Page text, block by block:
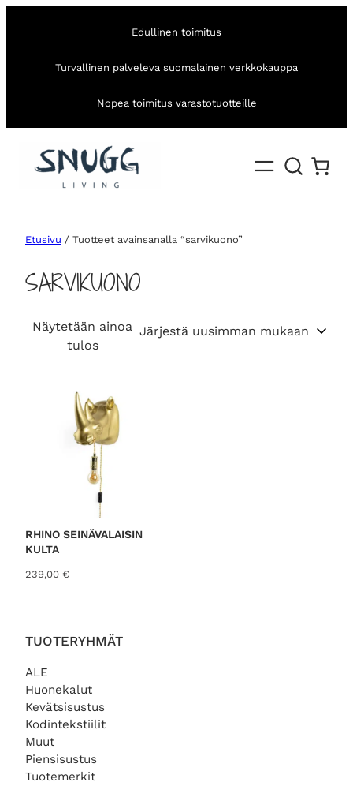
Edullinen toimitus
Turvallinen palveleva suomalainen verkkokauppa
Nopea toimitus varastotuotteille
TUOTERYHMÄT
ALE
Huonekalut
Kevätsisustus
Kodintekstiilit
Muut
Piensisustus
Tuotemerkit
Etusivu / Tuotteet avainsanalla “sarvikuono”
SARVIKUONO
Näytetään ainoa
tulos
RHINO SEINÄVALAISIN
KULTA
239,00 €